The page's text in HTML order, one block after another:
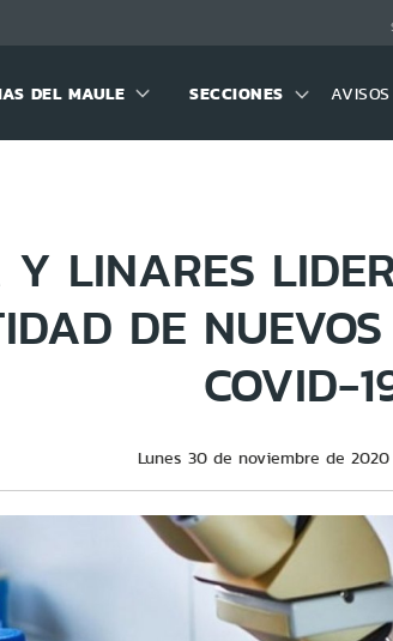
DEL MAULE SECCIONES
Y LINARES
DE
COVID-
Lunes 30 de noviembre de 2020